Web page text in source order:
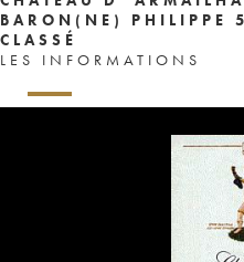
BARON(NE) PHILIPPE
CLASSÉ
LES INFORMATIONS